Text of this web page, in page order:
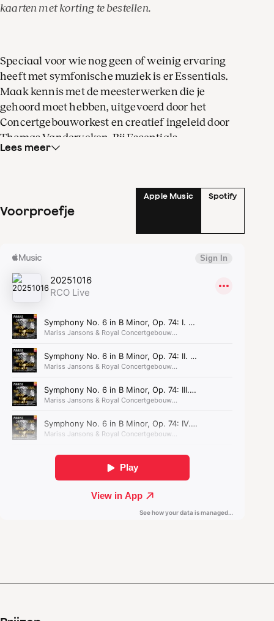
kaarten met korting te bestellen.
Speciaal voor wie nog geen of weinig ervaring
heeft met symfonische muziek is er Essentials.
Maak kennis met de meesterwerken die je
gehoord moet hebben, uitgevoerd door het
Concertgebouworkest en creatief ingeleid door
Thomas Vanderveken. Bij Essentials
verwelkomen we een nieuwe generatie
Entrée-Essentials begint om 21.00 met een
prikkelende inleiding op het programma.
samenwerking met jongerenvereniging Entrée.
Maak kennis met Tsjaikovski’s raadselachtige
Zesde
requiem’, zou de componist hebben gezegd. Wist
hij al dat hij kort na de première plotseling zou
overlijden? De bijnaam ‘Pathétique’ staat voor het
heeft op het langzaam uitdovende slotdeel. De
intrigerendeZesde symfoniewordt beschouwd als
de kroon op Tsjaikovski’s symfonische oeuvre.
Lees meer
Voorproefje
Apple Music Spotify